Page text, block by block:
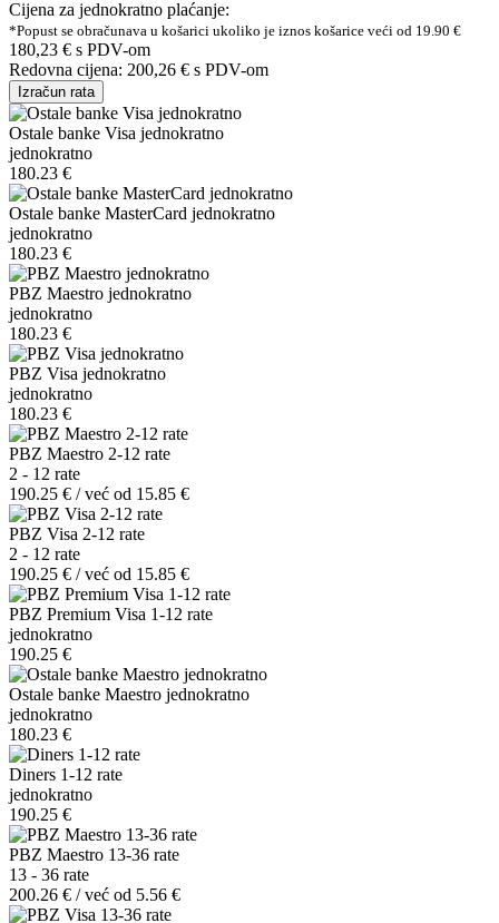
Cijena za jednokratno plaćanje:
*Popust se obračunava u košarici ukoliko je iznos košarice veći od 19.90 €
180,23 € s PDV-om
Redovna cijena: 200,26 € s PDV-om
Izračun rata
Ostale banke Visa jednokratno
jednokratno
180.23 €
Ostale banke MasterCard jednokratno
jednokratno
180.23 €
PBZ Maestro jednokratno
jednokratno
180.23 €
PBZ Visa jednokratno
jednokratno
180.23 €
PBZ Maestro 2-12 rate
2 - 12 rate
190.25 € / već od 15.85 €
PBZ Visa 2-12 rate
2 - 12 rate
190.25 € / već od 15.85 €
PBZ Premium Visa 1-12 rate
jednokratno
190.25 €
Ostale banke Maestro jednokratno
jednokratno
180.23 €
Diners 1-12 rate
jednokratno
190.25 €
PBZ Maestro 13-36 rate
13 - 36 rate
200.26 € / već od 5.56 €